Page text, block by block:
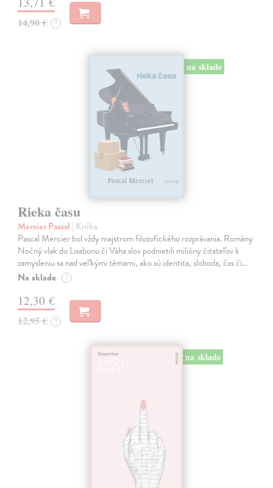
14,90 € ?
na sklade
Rieka času
Mercier Pascal | Kniha
Pascal Mercier bol vždy majstrom filozofického rozprávania. Romány
Nočný vlak do Lisabonu či Váha slov podnietili milióny čitateľov k
zamysleniu sa nad veľkými témami, ako sú identita, sloboda, čas či…
Na sklade ?
12,30 €
12,95 € ?
na sklade